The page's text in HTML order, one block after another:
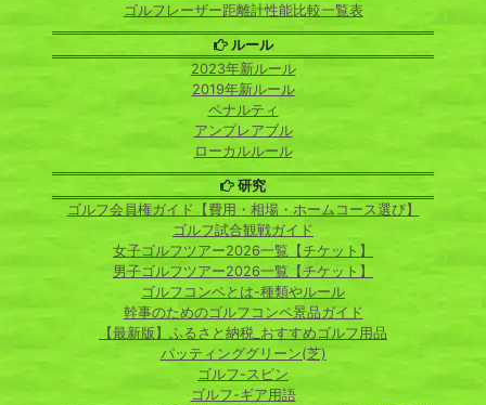
ゴルフレーザー距離計性能比較一覧表
ルール
2023年新ルール
2019年新ルール
ペナルティ
アンプレアブル
ローカルルール
研究
ゴルフ会員権ガイド【費用・相場・ホームコース選び】
ゴルフ試合観戦ガイド
女子ゴルフツアー2026一覧【チケット】
男子ゴルフツアー2026一覧【チケット】
ゴルフコンペとは-種類やルール
幹事のためのゴルフコンペ景品ガイド
【最新版】ふるさと納税_おすすめゴルフ用品
パッティンググリーン(芝)
ゴルフ-スピン
ゴルフ-ギア用語